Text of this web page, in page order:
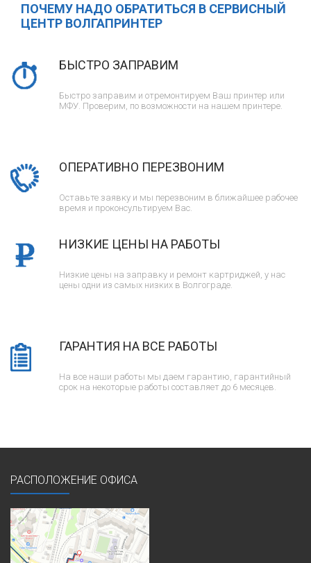
ПОЧЕМУ НАДО ОБРАТИТЬСЯ В СЕРВИСНЫЙ
ЦЕНТР ВОЛГАПРИНТЕР
БЫСТРО ЗАПРАВИМ
Быстро заправим и отремонтируем Ваш принтер или
МФУ. Проверим, по возможности на нашем принтере.
ОПЕРАТИВНО ПЕРЕЗВОНИМ
Оставьте заявку и мы перезвоним в ближайшее рабочее
время и проконсультируем Вас.
НИЗКИЕ ЦЕНЫ НА РАБОТЫ
Низкие цены на заправку и ремонт картриджей, у нас
цены одни из самых низких в Волгограде.
ГАРАНТИЯ НА ВСЕ РАБОТЫ
На все наши работы мы даем гарантию, гарантийный
срок на некоторые работы составляет до 6 месяцев.
РАСПОЛОЖЕНИЕ ОФИСА